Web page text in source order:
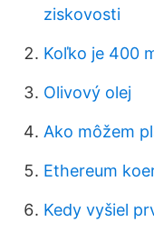
ziskovosti
Koľko je 400
Olivový olej
Ako môžem
Ethereum
Kedy vyšiel